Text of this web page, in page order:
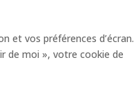
et vos préférences d’écran.
de moi », votre cookie de